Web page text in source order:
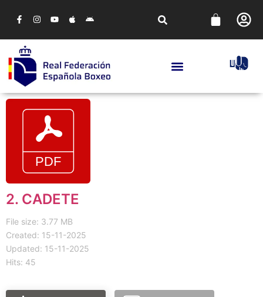
2. CADETE
File size: 3.77 MB
Created: 15-11-2025
Updated: 15-11-2025
Hits: 45